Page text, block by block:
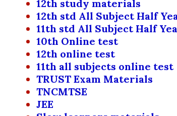
12th study materials
12th std All Subject Half
11th std All Subject Half
10th Online test
12th online test
11th all subjects online test
TRUST Exam Materials
TNCMTSE
JEE